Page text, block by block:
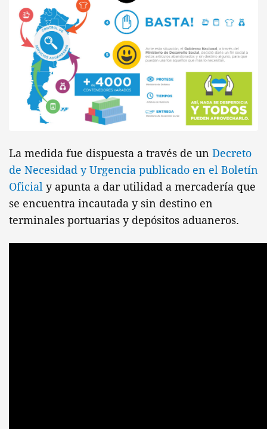
La medida fue dispuesta a través de un Decreto
de Necesidad y Urgencia publicado en el Boletín
Oficial y apunta a dar utilidad a mercadería que
se encuentra incautada y sin destino en
terminales portuarias y depósitos aduaneros.